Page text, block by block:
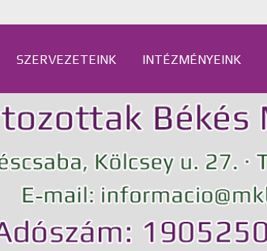
SZERVEZETEINK INTÉZMÉNYEINK